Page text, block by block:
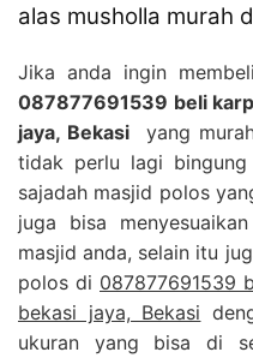
alas musholla murah
Jika anda ingin
087877691539 beli
jaya, Bekasiyang murah
tidak perlu lagi
sajadah masjid polos
juga bisa
masjid anda, selain itu
polos di 087877691539
bekasi jaya, Bekasi
ukuran yang bisa di